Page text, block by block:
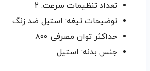
تعداد تنظیمات سرعت: ۲
توضیحات تیغه: استیل ضد زنگ
حداکثر توان مصرفی: ۸۰۰
جنس بدنه: استیل